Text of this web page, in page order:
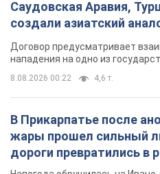
дороги превратились в
область и курортный Буковель
Хорватия унизила
по спортивной
официально не пустив
Европы основных